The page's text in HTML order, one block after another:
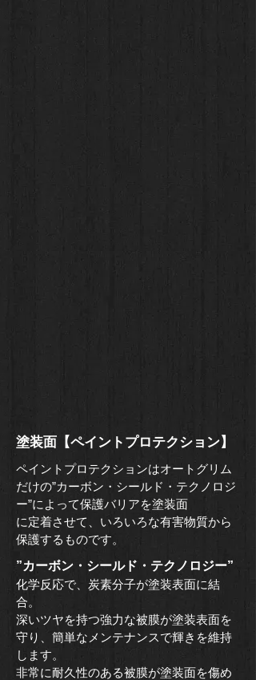
​塗装面【ペイントプロテクション】
​ペイントプロテクションはオートグリム
だけの”カーボン・シールド・テクノロジ
ー”によって保護バリアを塗装面
​に定着させて、いろいろな有害物質から
保護するものです。
​”カーボン・シールド・テクノロジー”
​化学反応で、炭素分子が塗装表面に結
合。
深いツヤを持つ強力な被膜が塗装表面を
守り、簡単なメンテナンスで輝きを維持
します。
非常に耐久性のある被膜が塗装面を傷め